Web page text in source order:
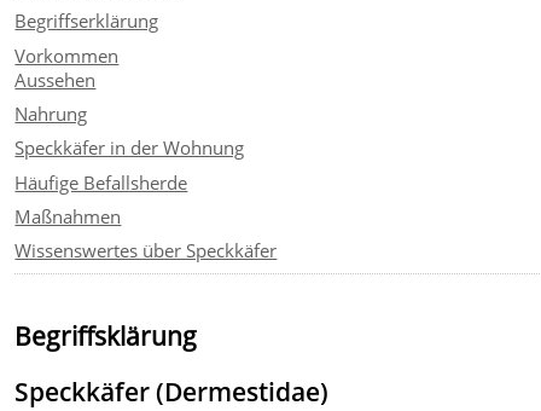
Begriffserklärung
Vorkommen
Aussehen
Nahrung
Speckkäfer in der Wohnung
Häufige Befallsherde
Maßnahmen
Wissenswertes über Speckkäfer
Begriffsklärung
Speckkäfer (Dermestidae)